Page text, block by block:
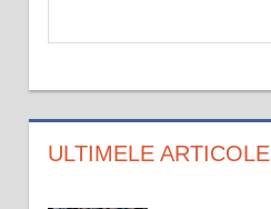
t
ULTIMELE ARTICOLE